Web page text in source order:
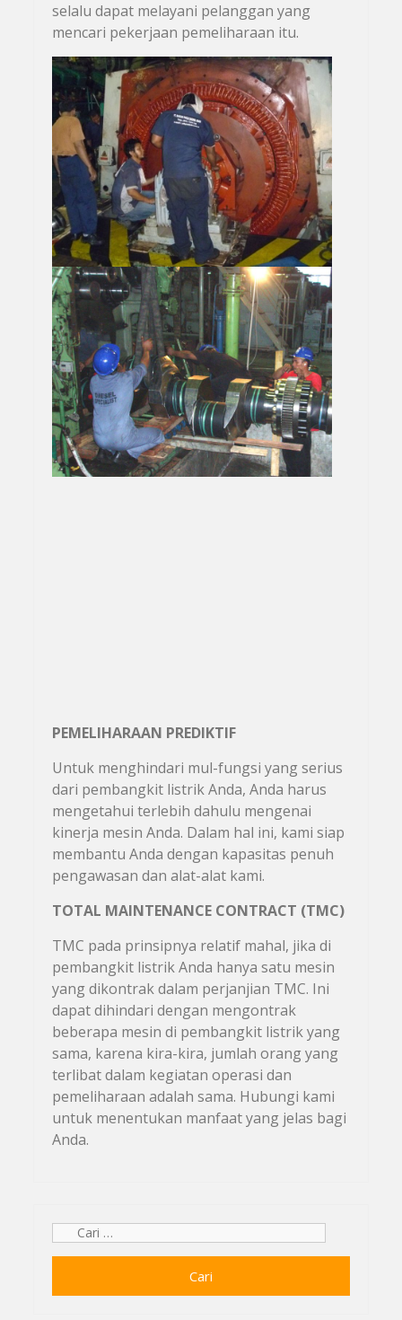
selalu dapat melayani pelanggan yang
mencari pekerjaan pemeliharaan itu.
PEMELIHARAAN PREDIKTIF
Untuk menghindari mul-fungsi yang serius
dari pembangkit listrik Anda, Anda harus
mengetahui terlebih dahulu mengenai
kinerja mesin Anda. Dalam hal ini, kami siap
membantu Anda dengan kapasitas penuh
pengawasan dan alat-alat kami.
TOTAL MAINTENANCE CONTRACT (TMC)
TMC pada prinsipnya relatif mahal, jika di
pembangkit listrik Anda hanya satu mesin
yang dikontrak dalam perjanjian TMC. Ini
dapat dihindari dengan mengontrak
beberapa mesin di pembangkit listrik yang
sama, karena kira-kira, jumlah orang yang
terlibat dalam kegiatan operasi dan
pemeliharaan adalah sama. Hubungi kami
untuk menentukan manfaat yang jelas bagi
Anda.
untuk: